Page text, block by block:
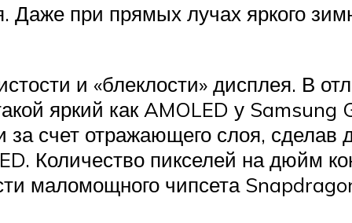
Даже при прямых лучах яркого
и «блеклости» дисплея. В
яркий как AMOLED у
за счет отражающего слоя,
Количество пикселей на дюйм
маломощного чипсета